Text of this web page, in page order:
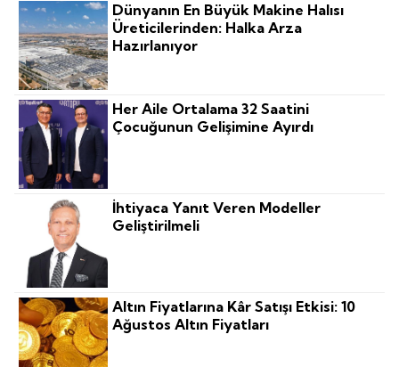
Dünyanın En Büyük Makine Halısı
Üreticilerinden: Halka Arza
Hazırlanıyor
Her Aile Ortalama 32 Saatini
Çocuğunun Gelişimine Ayırdı
İhtiyaca Yanıt Veren Modeller
Geliştirilmeli
Altın Fiyatlarına Kâr Satışı Etkisi: 10
Ağustos Altın Fiyatları